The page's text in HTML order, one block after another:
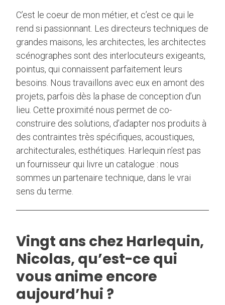
C’est le coeur de mon métier, et c’est ce qui le
rend si passionnant. Les directeurs techniques de
grandes maisons, les architectes, les architectes
scénographes sont des interlocuteurs exigeants,
pointus, qui connaissent parfaitement leurs
besoins. Nous travaillons avec eux en amont des
projets, parfois dès la phase de conception d’un
lieu. Cette proximité nous permet de co-
construire des solutions, d’adapter nos produits à
des contraintes très spécifiques, acoustiques,
architecturales, esthétiques. Harlequin n’est pas
un fournisseur qui livre un catalogue : nous
sommes un partenaire technique, dans le vrai
sens du terme.
Vingt ans chez Harlequin,
Nicolas, qu’est-ce qui
vous anime encore
aujourd’hui ?